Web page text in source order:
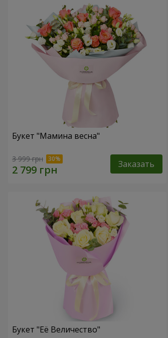
Букет "Мамина весна"
3 999 грн Заказать
Букет "Её Величество"